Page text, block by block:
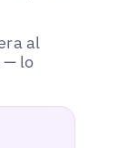
al
— lo